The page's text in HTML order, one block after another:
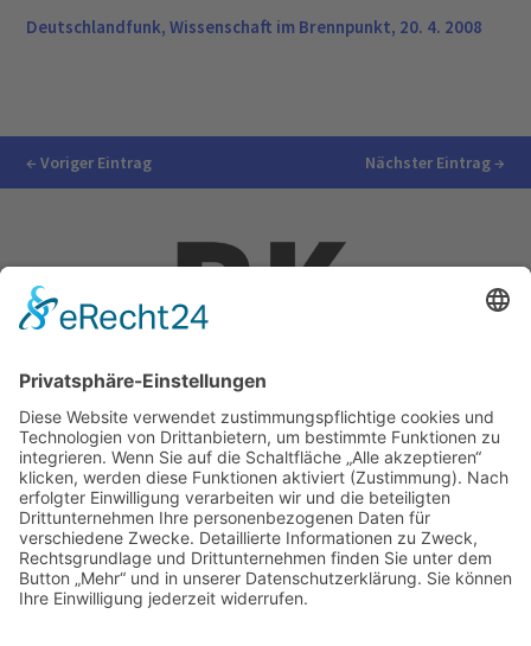
Deutschlandfunk, Wissenschaft im Brennpunkt, 20. 4. 2008
←Voriger Eintrag Nächster Eintrag→
Impressum
Ralf Krauter – Science Reporter
Mehlemer Str. 15, 50968 Köln
USt-IdNr.: DE258510696
Kontakt
Tel.: 0221 / 27 18 396